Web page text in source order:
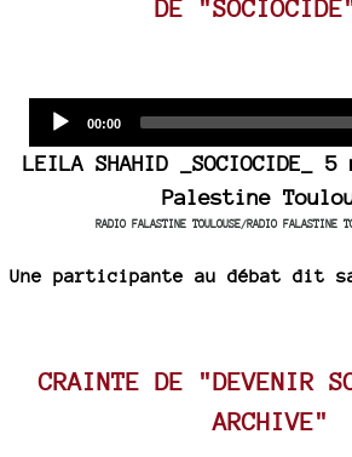
DE
Current
00:00
LEILA SHAHID _SOCIOCIDE_
Palestine
RADIO FALASTINE TOULOUSE/RADIO FALASTINE
Une participante au débat dit
CRAINTE DE "DEVENIR
ARCHIVE"